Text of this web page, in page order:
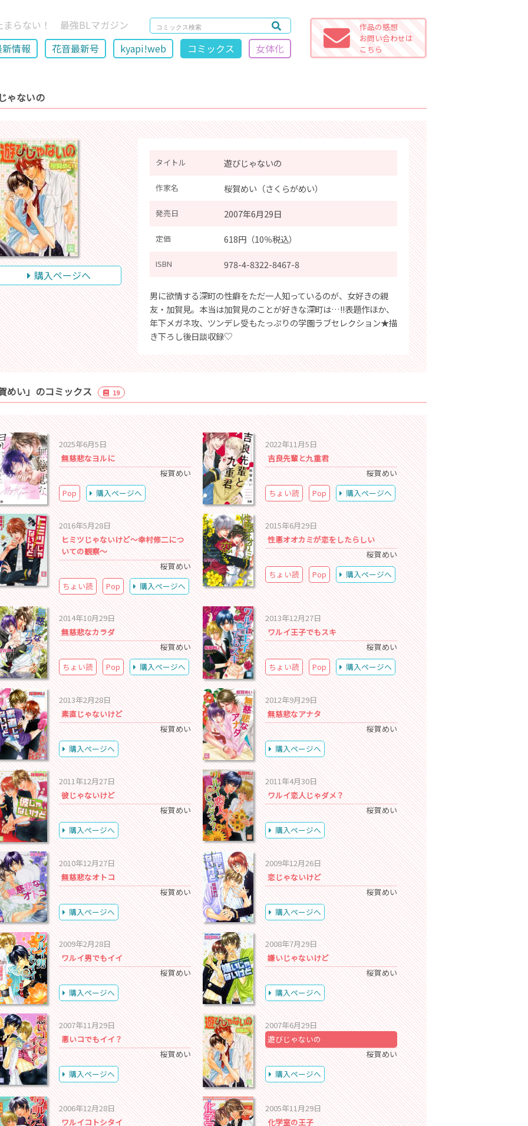
まらない！ 最強BLマガジン
情報
花音最新号 kyapi!web コミックス 女体化
作品の感想
お問い合わせは
こちら
ゃないの
購入ページへ
タイトル 遊びじゃないの
作家名 桜賀めい（さくらがめい）
発売日 2007年6月29日
定価 618円（10％税込）
ISBN 978-4-8322-8467-8
男に欲情する深町の性癖をただ一人知っているのが、女好きの親
友・加賀見。本当は加賀見のことが好きな深町は…!!表題作ほか、
年下メガネ攻、ツンデレ受もたっぷりの学園ラブセレクション★描
き下ろし後日談収録♡
めい」のコミックス 19
2025年6月5日
無慈悲なヨルに
桜賀めい
Pop
購入ページへ
2022年11月5日
吉良先輩と九重君
桜賀めい
ちょい読
Pop 購入ページへ
2016年5月28日
ヒミツじゃないけど～幸村修二につ
いての観察～
桜賀めい
ちょい読
Pop 購入ページへ
2015年6月29日
性悪オオカミが恋をしたらしい
桜賀めい
ちょい読
Pop 購入ページへ
2014年10月29日
無慈悲なカラダ
桜賀めい
ちょい読
Pop 購入ページへ
2013年12月27日
ワルイ王子でもスキ
桜賀めい
ちょい読
Pop 購入ページへ
2013年2月28日
素直じゃないけど
桜賀めい
購入ページへ
2012年9月29日
無慈悲なアナタ
桜賀めい
購入ページへ
2011年12月27日
彼じゃないけど
桜賀めい
購入ページへ
2011年4月30日
ワルイ恋人じゃダメ？
桜賀めい
購入ページへ
2010年12月27日
無慈悲なオトコ
桜賀めい
購入ページへ
2009年12月26日
恋じゃないけど
桜賀めい
購入ページへ
2009年2月28日
ワルイ男でもイイ
桜賀めい
購入ページへ
2008年7月29日
嫌いじゃないけど
桜賀めい
購入ページへ
2007年11月29日
悪いコでもイイ？
桜賀めい
購入ページへ
2007年6月29日
遊びじゃないの
桜賀めい
購入ページへ
2006年12月28日
ワルイコトシタイ
2005年11月29日
化学室の王子